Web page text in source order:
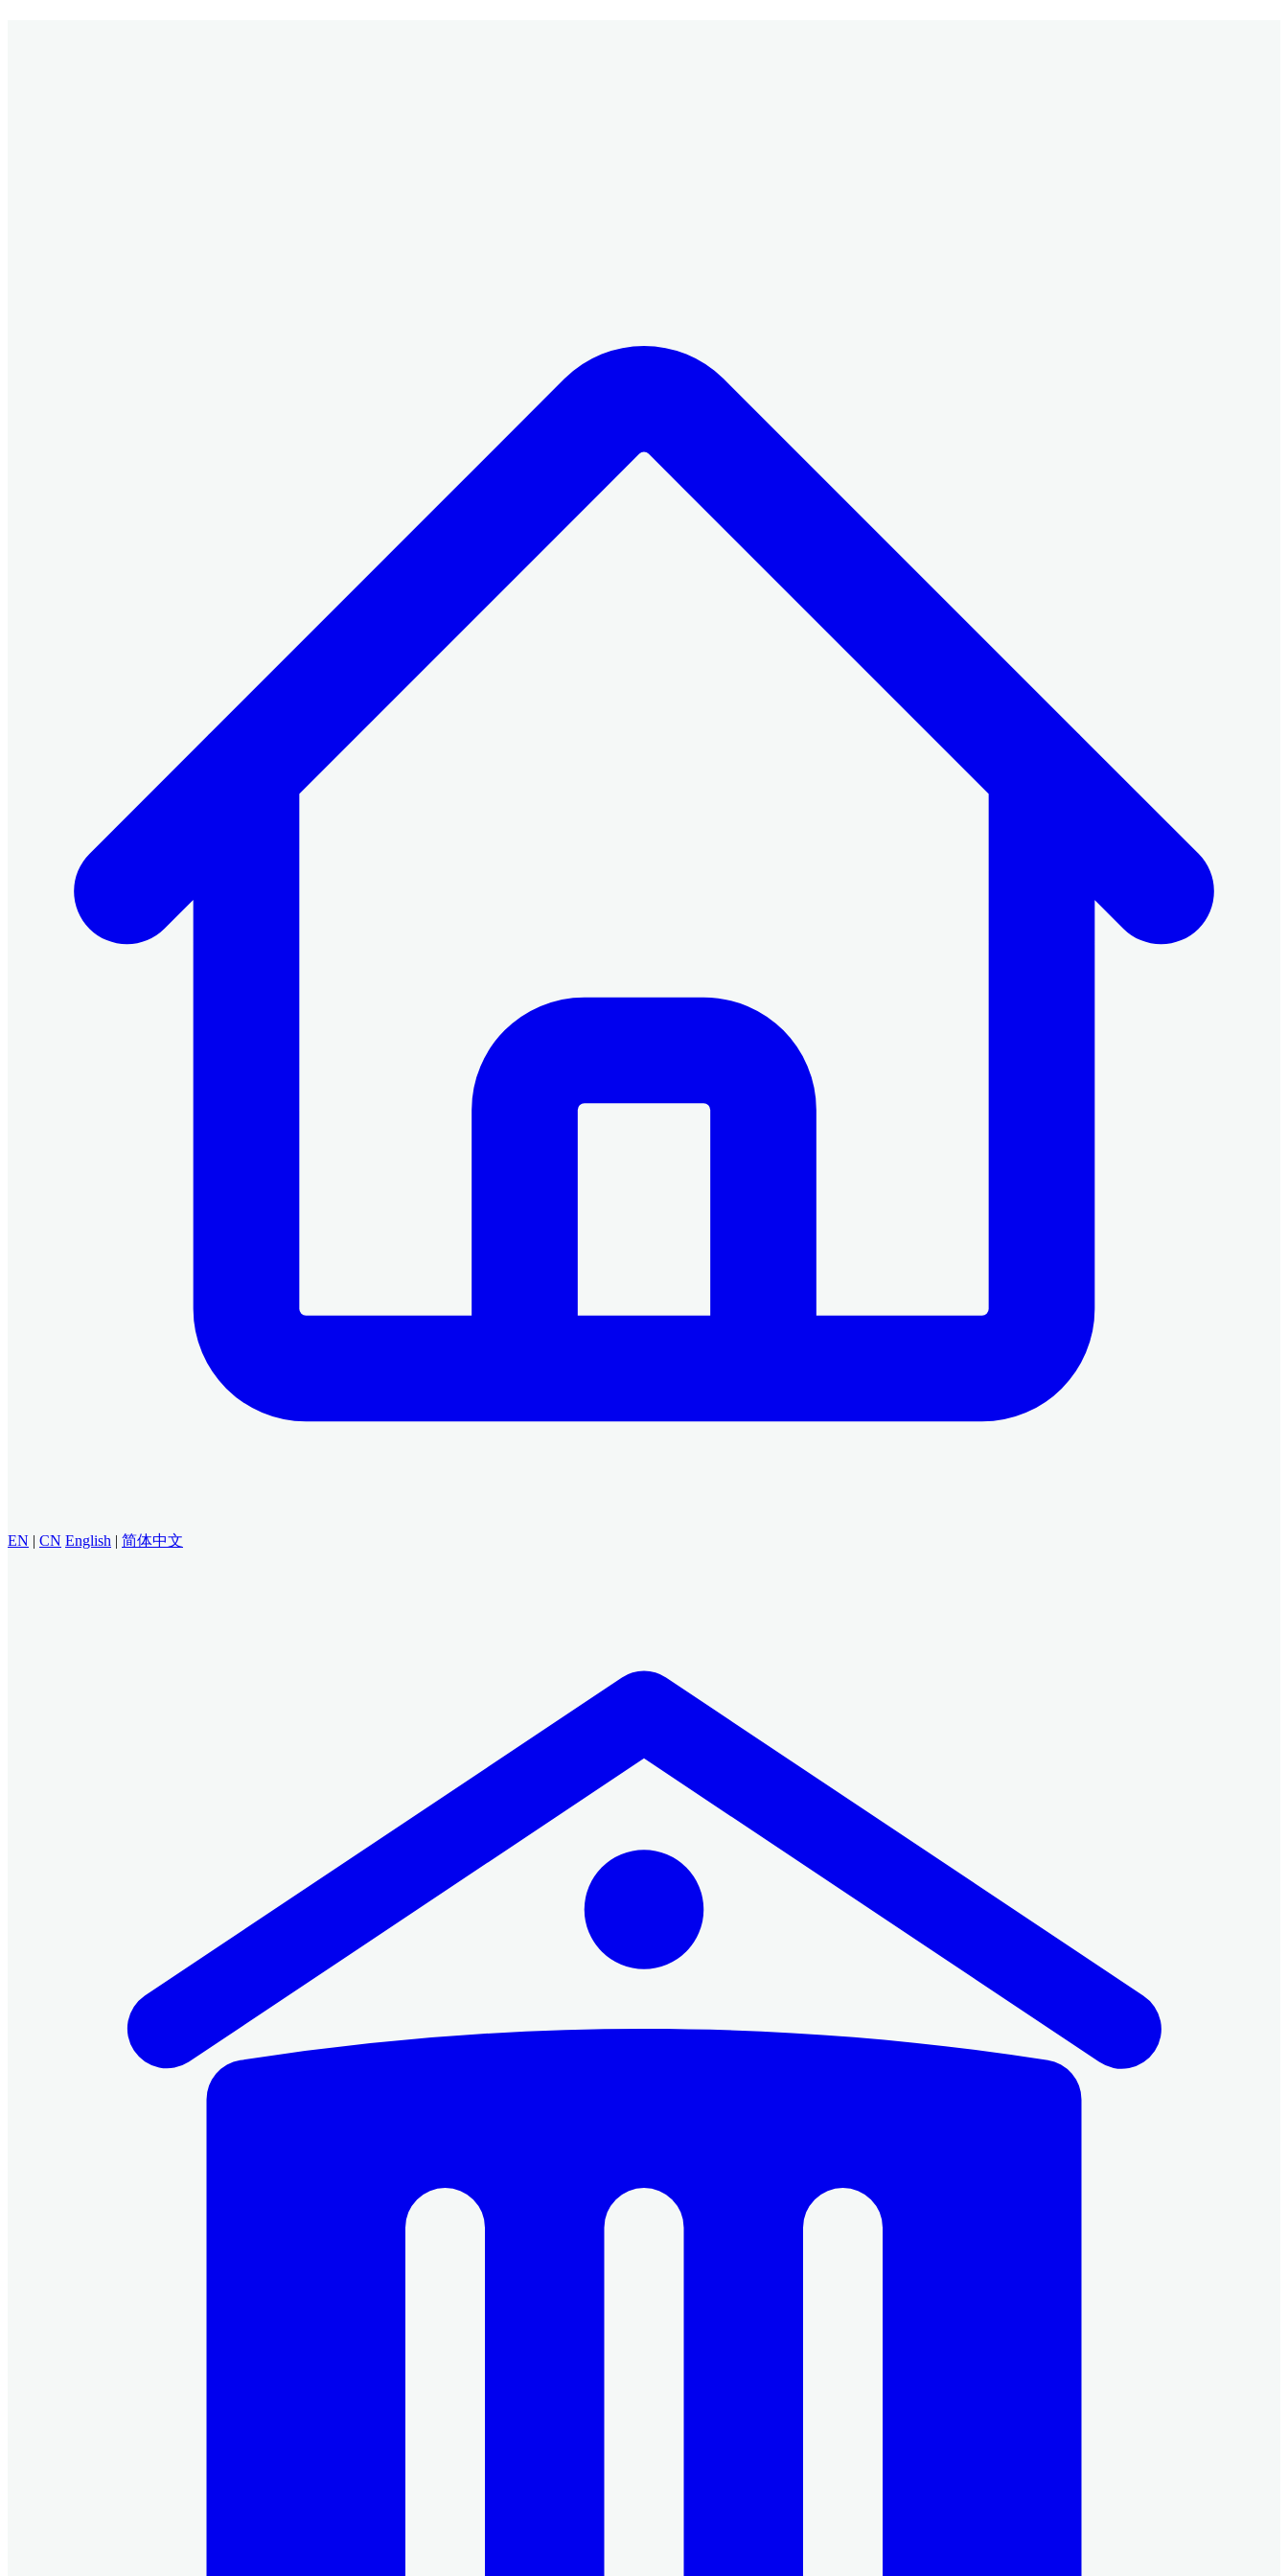
EN | CN English | 简体中文